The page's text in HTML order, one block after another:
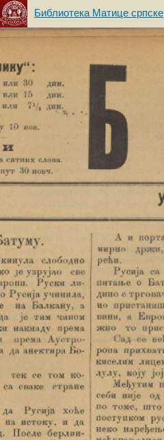
Библиотека Матице српске